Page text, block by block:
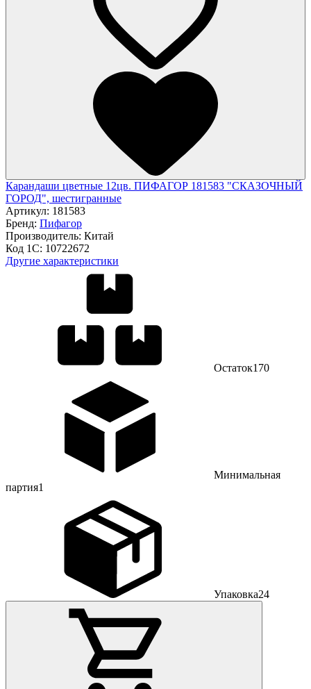
Карандаши цветные 12цв. ПИФАГОР 181583 "СКАЗОЧНЫЙ
ГОРОД", шестигранные
Артикул: 181583
Бренд: Пифагор
Производитель: Китай
Код 1С: 10722672
Другие характеристики
Остаток170
Минимальная
партия1
Упаковка24